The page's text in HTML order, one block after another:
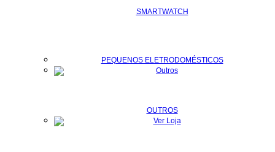
SMARTWATCH
PEQUENOS ELETRODOMÉSTICOS
OUTROS